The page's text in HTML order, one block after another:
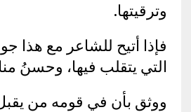
وترقيتها.
فإذا أتيح للشاعر مع هذا
التي يتقلب فيها، وحسنُ
ووثق بأن في قومه من